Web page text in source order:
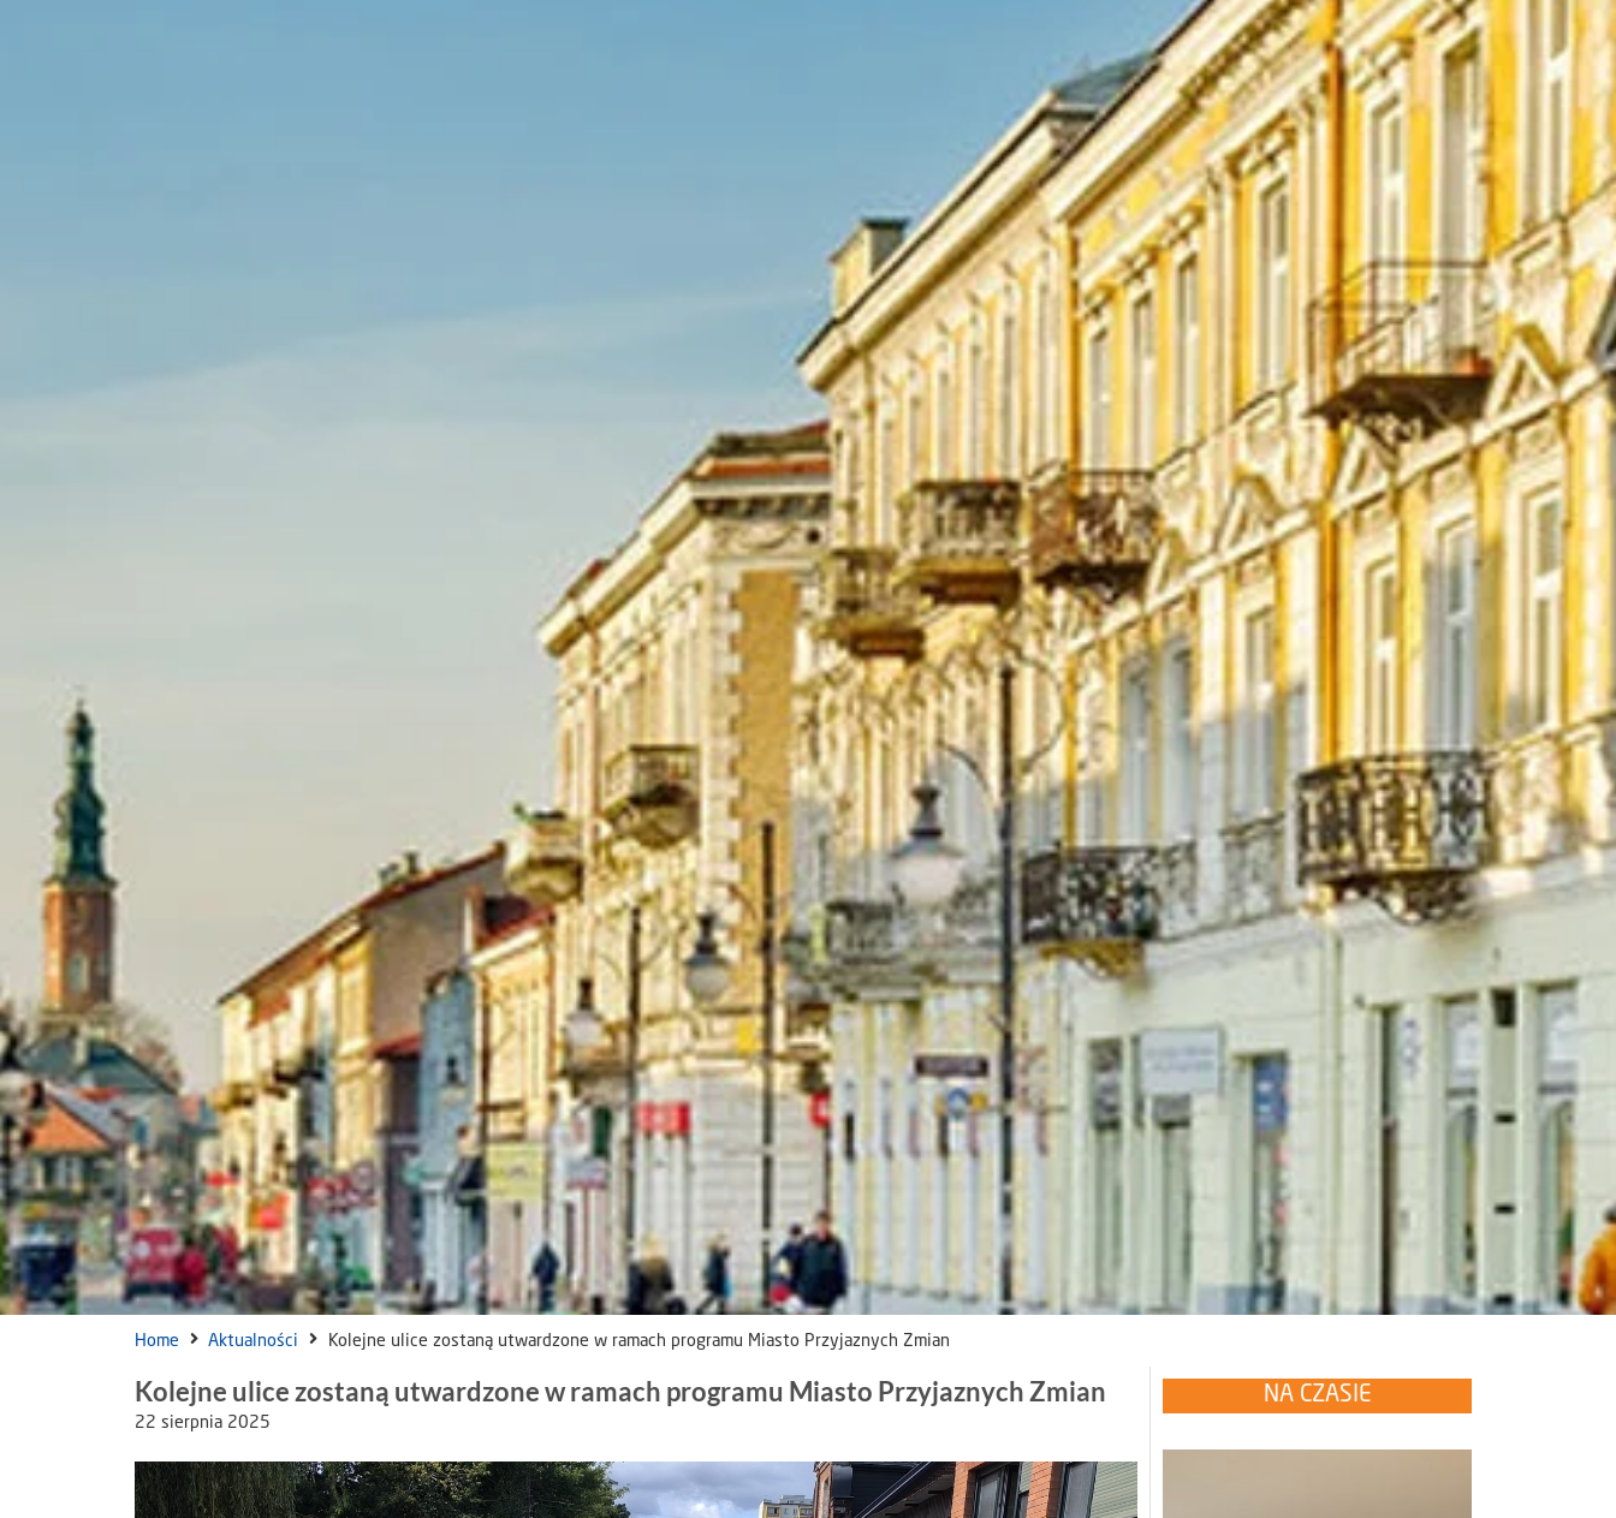
Home Aktualności Kolejne ulice zostaną utwardzone w ramach programu Miasto Przyjaznych Zmian
Kolejne ulice zostaną utwardzone w ramach programu Miasto Przyjaznych Zmian
22 sierpnia 2025
NA CZASIE